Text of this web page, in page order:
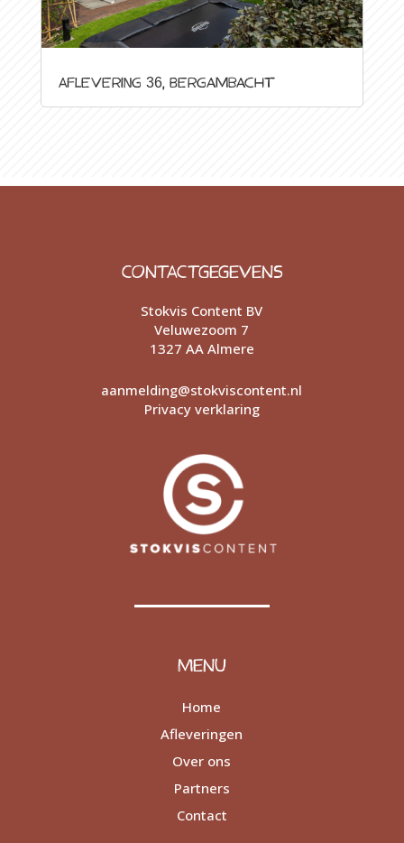
Aflevering 36, Bergambacht
CONTACTGEGEVENS
Stokvis Content BV
Veluwezoom 7
1327 AA Almere
aanmelding@stokviscontent.nl
Privacy verklaring
MENU
Home
Afleveringen
Over ons
Partners
Contact